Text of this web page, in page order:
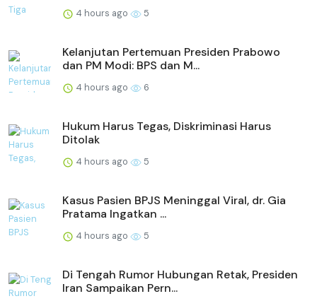
4 hours ago 5
Kelanjutan Pertemuan Presiden Prabowo
dan PM Modi: BPS dan M...
4 hours ago 6
Hukum Harus Tegas, Diskriminasi Harus
Ditolak
4 hours ago 5
Kasus Pasien BPJS Meninggal Viral, dr. Gia
Pratama Ingatkan ...
4 hours ago 5
Di Tengah Rumor Hubungan Retak, Presiden
Iran Sampaikan Pern...